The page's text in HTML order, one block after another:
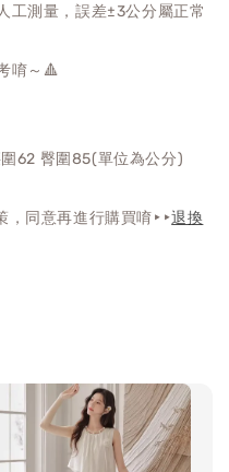
工測量，誤差±3公分屬正常
唷～🔺
62 臀圍85(單位為公分)
，同意再進行購買唷‣‣退換